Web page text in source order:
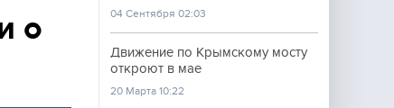
о
04 Сентября 02:03
Движение по Крымскому мосту
откроют в мае
20 Марта 10:22